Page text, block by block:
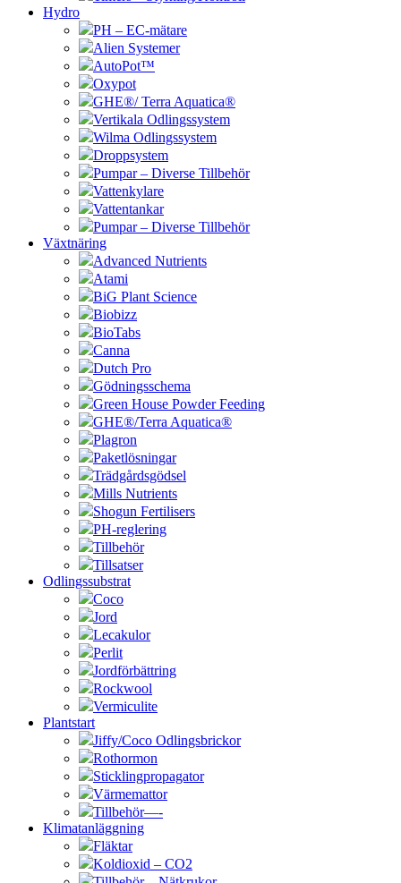
Hydro
PH – EC-mätare
Alien Systemer
AutoPot™
Oxypot
GHE®/ Terra Aquatica®
Vertikala Odlingssystem
Wilma Odlingssystem
Droppsystem
Pumpar – Diverse Tillbehör
Vattenkylare
Vattentankar
Pumpar – Diverse Tillbehör
Växtnäring
Advanced Nutrients
Atami
BiG Plant Science
Biobizz
BioTabs
Canna
Dutch Pro
Gödningsschema
Green House Powder Feeding
GHE®/Terra Aquatica®
Plagron
Paketlösningar
Trädgårdsgödsel
Mills Nutrients
Shogun Fertilisers
PH-reglering
Tillbehör
Tillsatser
Odlingssubstrat
Coco
Jord
Lecakulor
Perlit
Jordförbättring
Rockwool
Vermiculite
Plantstart
Jiffy/Coco Odlingsbrickor
Rothormon
Sticklingpropagator
Värmemattor
Tillbehör—-
Klimatanläggning
Fläktar
Koldioxid – CO2